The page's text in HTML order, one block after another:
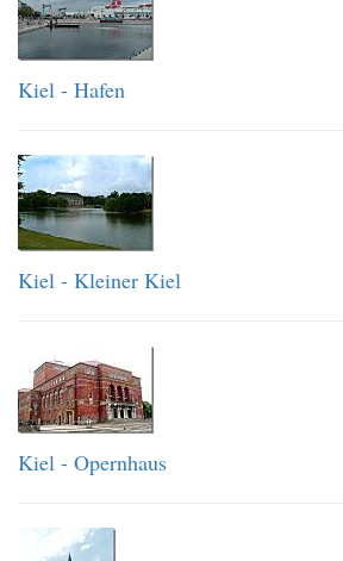
Kiel - Hafen
Kiel - Kleiner Kiel
Kiel - Opernhaus